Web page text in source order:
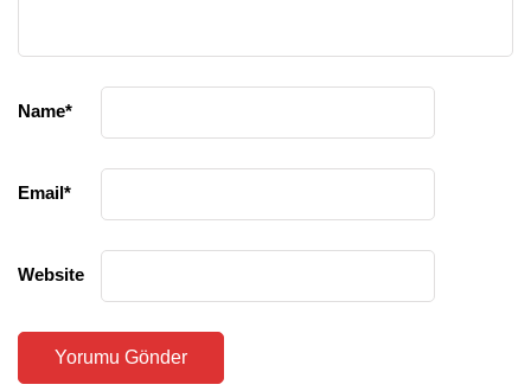
Name*
Email*
Website